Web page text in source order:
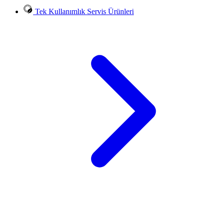
Tek Kullanımlık Servis Ürünleri